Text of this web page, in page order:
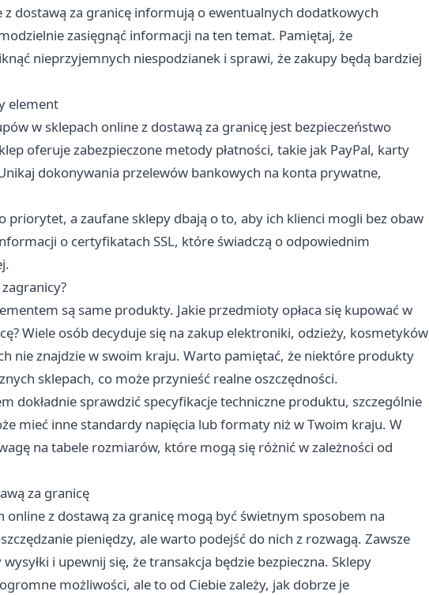
dostawą za granicę informują o ewentualnych dodatkowych
zasięgnąć informacji na ten temat. Pamiętaj, że
nieprzyjemnych niespodzianek i sprawi, że zakupy będą bardziej
element
w sklepach online z dostawą za granicę jest bezpieczeństwo
oferuje zabezpieczone metody płatności, takie jak PayPal, karty
dokonywania przelewów bankowych na konta prywatne,
priorytet, a zaufane sklepy dbają o to, aby ich klienci mogli bez obaw
o certyfikatach SSL, które świadczą o odpowiednim
są same produkty. Jakie przedmioty opłaca się kupować w
Wiele osób decyduje się na zakup elektroniki, odzieży, kosmetyków
nie znajdzie w swoim kraju. Warto pamiętać, że niektóre produkty
sklepach, co może przynieść realne oszczędności.
dokładnie sprawdzić specyfikacje techniczne produktu, szczególnie
mieć inne standardy napięcia lub formaty niż w Twoim kraju. W
na tabele rozmiarów, które mogą się różnić w zależności od
za granicę
online z dostawą za granicę mogą być świetnym sposobem na
pieniędzy, ale warto podejść do nich z rozwagą. Zawsze
i upewnij się, że transakcja będzie bezpieczna. Sklepy
możliwości, ale to od Ciebie zależy, jak dobrze je